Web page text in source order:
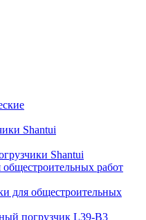
Shantui
Shantui
работ
для общестроительных
погрузчик L39-B3